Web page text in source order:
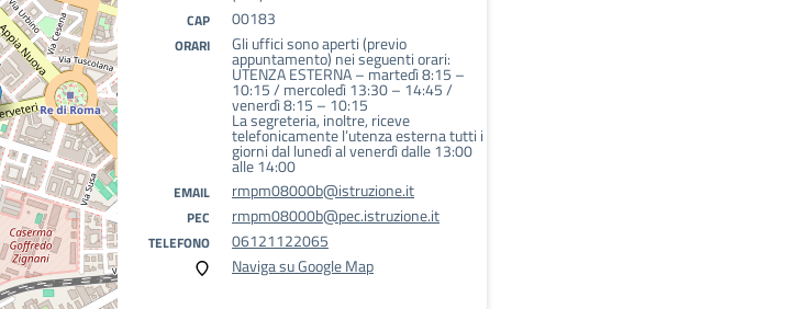
CAP 00183
ORARI Gli uffici sono aperti (previo
appuntamento) nei seguenti orari:
UTENZA ESTERNA – martedì 8:15 –
10:15 / mercoledì 13:30 – 14:45 /
venerdì 8:15 – 10:15
La segreteria, inoltre, riceve
telefonicamente l’utenza esterna tutti i
giorni dal lunedì al venerdì dalle 13:00
alle 14:00
EMAIL rmpm08000b@istruzione.it
PEC rmpm08000b@pec.istruzione.it
TELEFONO
06121122065
Naviga su Google Map